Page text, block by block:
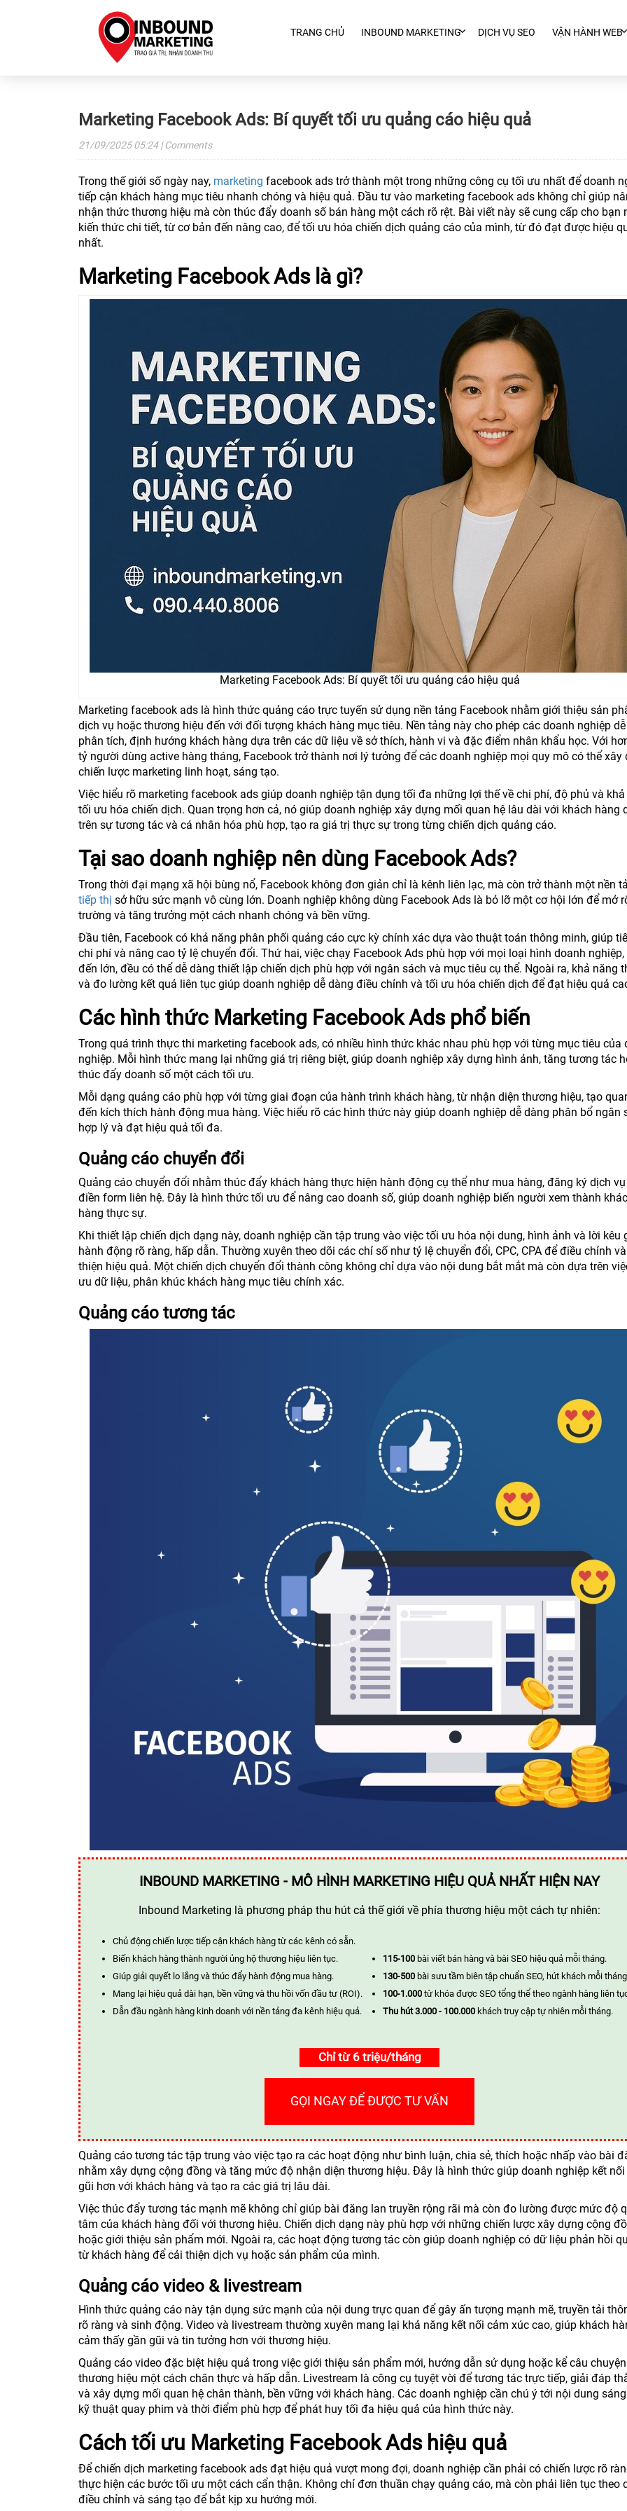
TRANG CHỦ INBOUND MARKETING DỊCH VỤ SEO VẬN HÀNH WEB
Marketing Facebook Ads: Bí quyết tối ưu quảng cáo hiệu quả
21/09/202505:24| Comments
Trong thế giới số ngày nay, marketing facebook ads trở thành một trong những công cụ tối ưu nhất để doanh
tiếp cận khách hàng mục tiêu nhanh chóng và hiệu quả. Đầu tư vào marketing facebook ads không chỉ giúp
nhận thức thương hiệu mà còn thúc đẩy doanh số bán hàng một cách rõ rệt. Bài viết này sẽ cung cấp cho bạn
kiến thức chi tiết, từ cơ bản đến nâng cao, để tối ưu hóa chiến dịch quảng cáo của mình, từ đó đạt được hiệu
nhất.
Marketing Facebook Ads là gì?
Marketing Facebook Ads: Bí quyết tối ưu quảng cáo hiệu quả
Marketing facebook ads là hình thức quảng cáo trực tuyến sử dụng nền tảng Facebook nhằm giới thiệu sản
dịch vụ hoặc thương hiệu đến với đối tượng khách hàng mục tiêu. Nền tảng này cho phép các doanh nghiệp
phân tích, định hướng khách hàng dựa trên các dữ liệu về sở thích, hành vi và đặc điểm nhân khẩu học. Với
tỷ người dùng active hàng tháng, Facebook trở thành nơi lý tưởng để các doanh nghiệp mọi quy mô có thể xây
chiến lược marketing linh hoạt, sáng tạo.
Việc hiểu rõ marketing facebook ads giúp doanh nghiệp tận dụng tối đa những lợi thế về chi phí, độ phủ và
tối ưu hóa chiến dịch. Quan trọng hơn cả, nó giúp doanh nghiệp xây dựng mối quan hệ lâu dài với khách hàng
trên sự tương tác và cá nhân hóa phù hợp, tạo ra giá trị thực sự trong từng chiến dịch quảng cáo.
Tại sao doanh nghiệp nên dùng Facebook Ads?
Trong thời đại mạng xã hội bùng nổ, Facebook không đơn giản chỉ là kênh liên lạc, mà còn trở thành một nền
tiếp thị sở hữu sức mạnh vô cùng lớn. Doanh nghiệp không dùng Facebook Ads là bỏ lỡ một cơ hội lớn để mở
trường và tăng trưởng một cách nhanh chóng và bền vững.
Đầu tiên, Facebook có khả năng phân phối quảng cáo cực kỳ chính xác dựa vào thuật toán thông minh, giúp
chi phí và nâng cao tỷ lệ chuyển đổi. Thứ hai, việc chạy Facebook Ads phù hợp với mọi loại hình doanh
đến lớn, đều có thể dễ dàng thiết lập chiến dịch phù hợp với ngân sách và mục tiêu cụ thể. Ngoài ra, khả năng
và đo lường kết quả liên tục giúp doanh nghiệp dễ dàng điều chỉnh và tối ưu hóa chiến dịch để đạt hiệu quả
Các hình thức Marketing Facebook Ads phổ biến
Trong quá trình thực thi marketing facebook ads, có nhiều hình thức khác nhau phù hợp với từng mục tiêu của
nghiệp. Mỗi hình thức mang lại những giá trị riêng biệt, giúp doanh nghiệp xây dựng hình ảnh, tăng tương tác
thúc đẩy doanh số một cách tối ưu.
Mỗi dạng quảng cáo phù hợp với từng giai đoạn của hành trình khách hàng, từ nhận diện thương hiệu, tạo
đến kích thích hành động mua hàng. Việc hiểu rõ các hình thức này giúp doanh nghiệp dễ dàng phân bổ ngân
hợp lý và đạt hiệu quả tối đa.
Quảng cáo chuyển đổi
Quảng cáo chuyển đổi nhằm thúc đẩy khách hàng thực hiện hành động cụ thể như mua hàng, đăng ký dịch
điền form liên hệ. Đây là hình thức tối ưu để nâng cao doanh số, giúp doanh nghiệp biến người xem thành
hàng thực sự.
Khi thiết lập chiến dịch dạng này, doanh nghiệp cần tập trung vào việc tối ưu hóa nội dung, hình ảnh và lời kêu
hành động rõ ràng, hấp dẫn. Thường xuyên theo dõi các chỉ số như tỷ lệ chuyển đổi, CPC, CPA để điều chỉnh
thiện hiệu quả. Một chiến dịch chuyển đổi thành công không chỉ dựa vào nội dung bắt mắt mà còn dựa trên
ưu dữ liệu, phân khúc khách hàng mục tiêu chính xác.
Quảng cáo tương tác
INBOUND MARKETING - MÔ HÌNH MARKETING HIỆU QUẢ NHẤT HIỆN NAY
Inbound Marketing là phương pháp thu hút cả thế giới về phía thương hiệu một cách tự nhiên:
Chủ động chiến lược tiếp cận khách hàng từ các kênh có sẵn.
Biến khách hàng thành người ủng hộ thương hiệu liên tục.
Giúp giải quyết lo lắng và thúc đẩy hành động mua hàng.
Mang lại hiệu quả dài hạn, bền vững và thu hồi vốn đầu tư (ROI).
Dẫn đầu ngành hàng kinh doanh với nền tảng đa kênh hiệu quả.
115-100 bài viết bán hàng và bài SEO hiệu quả mỗi tháng.
130-500 bài sưu tầm biên tập chuẩn SEO, hút khách mỗi
100-1.000 từ khóa được SEO tổng thể theo ngành hàng liên
Thu hút 3.000 - 100.000 khách truy cập tự nhiên mỗi tháng.
Chỉ từ 6 triệu/tháng
GỌI NGAY ĐỂ ĐƯỢC TƯ VẤN
Quảng cáo tương tác tập trung vào việc tạo ra các hoạt động như bình luận, chia sẻ, thích hoặc nhấp vào bài
nhằm xây dựng cộng đồng và tăng mức độ nhận diện thương hiệu. Đây là hình thức giúp doanh nghiệp kết
gũi hơn với khách hàng và tạo ra các giá trị lâu dài.
Việc thúc đẩy tương tác mạnh mẽ không chỉ giúp bài đăng lan truyền rộng rãi mà còn đo lường được mức độ
tâm của khách hàng đối với thương hiệu. Chiến dịch dạng này phù hợp với những chiến lược xây dựng cộng
hoặc giới thiệu sản phẩm mới. Ngoài ra, các hoạt động tương tác còn giúp doanh nghiệp có dữ liệu phản hồi
từ khách hàng để cải thiện dịch vụ hoặc sản phẩm của mình.
Quảng cáo video & livestream
Hình thức quảng cáo này tận dụng sức mạnh của nội dung trực quan để gây ấn tượng mạnh mẽ, truyền tải
rõ ràng và sinh động. Video và livestream thường xuyên mang lại khả năng kết nối cảm xúc cao, giúp khách
cảm thấy gần gũi và tin tưởng hơn với thương hiệu.
Quảng cáo video đặc biệt hiệu quả trong việc giới thiệu sản phẩm mới, hướng dẫn sử dụng hoặc kể câu chuyện
thương hiệu một cách chân thực và hấp dẫn. Livestream là công cụ tuyệt vời để tương tác trực tiếp, giải đáp
và xây dựng mối quan hệ chân thành, bền vững với khách hàng. Các doanh nghiệp cần chú ý tới nội dung
kỹ thuật quay phim và thời điểm phù hợp để phát huy tối đa hiệu quả của hình thức này.
Cách tối ưu Marketing Facebook Ads hiệu quả
Để chiến dịch marketing facebook ads đạt hiệu quả vượt mong đợi, doanh nghiệp cần phải có chiến lược rõ
thực hiện các bước tối ưu một cách cẩn thận. Không chỉ đơn thuần chạy quảng cáo, mà còn phải liên tục theo
điều chỉnh và sáng tạo để bắt kịp xu hướng mới.